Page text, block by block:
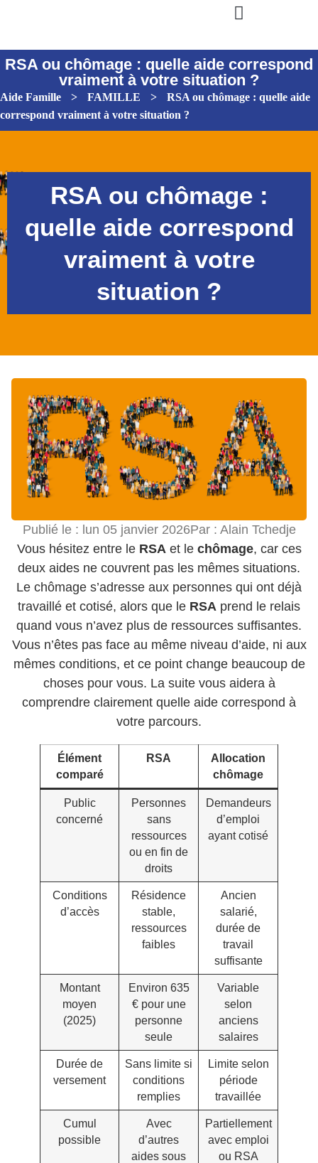
RSA ou chômage : quelle aide correspond
vraiment à votre situation ?
Aide Famille > FAMILLE >
RSA ou chômage : quelle aide
correspond vraiment à votre situation ?
RSA ou chômage :
quelle aide correspond
vraiment à votre
situation ?
Publié le : lun 05 janvier 2026Par : Alain Tchedje
Vous hésitez entre le RSAet le chômage, car ces
deux aides ne couvrent pas les mêmes situations.
Le chômage s’adresse aux personnes qui ont déjà
travaillé et cotisé, alors que le RSA prend le relais
quand vous n’avez plus de ressources suffisantes.
Vous n’êtes pas face au même niveau d’aide, ni aux
mêmes conditions, et ce point change beaucoup de
choses pour vous. La suite vous aidera à
comprendre clairement quelle aide correspond à
votre parcours.
Élément
comparé
RSA
Allocation
chômage
Public
concerné
Personnes
sans
ressources
ou en fin de
droits
Demandeurs
d’emploi
ayant cotisé
Conditions
d’accès
Résidence
stable,
ressources
faibles
Ancien
salarié,
durée de
travail
suffisante
Montant
moyen
(2025)
Environ 635
€ pour une
personne
seule
Variable
selon
anciens
salaires
Durée de
versement
Sans limite si
conditions
remplies
Limite selon
période
travaillée
Cumul
possible
Avec
d’autres
aides sous
Partiellement
avec emploi
ou RSA